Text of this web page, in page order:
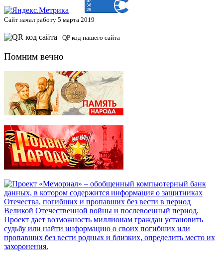
Сайт начал работу 5 марта 2019
QP код нашего сайта
Помним вечно